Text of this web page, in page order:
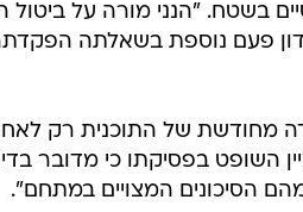
בשטח. "הנני מורה על ביטול
פעם נוספת בשאלתה
מחודשת של התוכנית רק
השופט בפסיקתו כי מדובר
הסיכונים המצויים במתחם".